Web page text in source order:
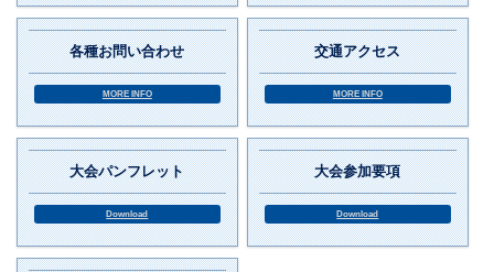
各種お問い合わせ
MORE INFO
交通アクセス
MORE INFO
大会パンフレット
Download
大会参加要項
Download